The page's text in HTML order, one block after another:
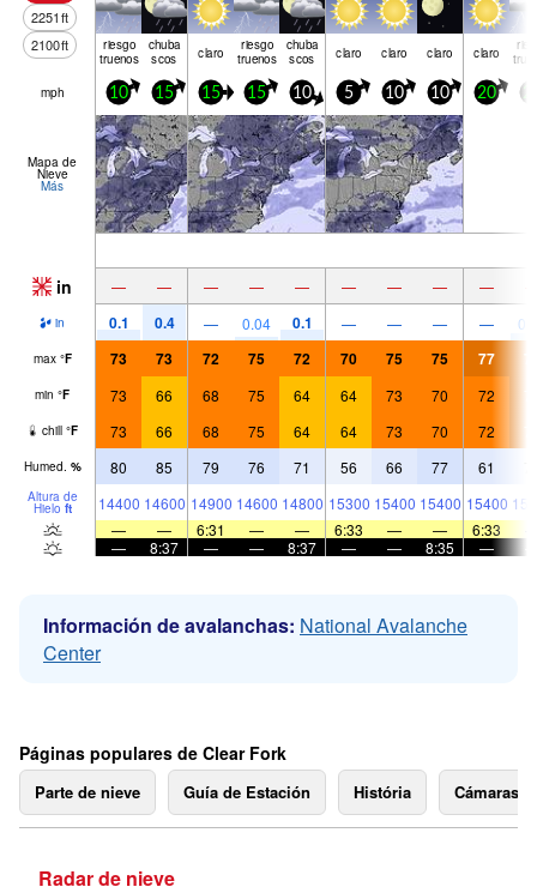
2251ft
2100ft riesgo
truenos
chuba
scos claro riesgo
truenos
chuba
scos claro claro claro claro
mph 10 15 15 15 10 5 10 10 20
Mapa de
Nieve
Más
in — — — — — — — — —
in 0.1 0.4 — 0.04 0.1 — — — —
max °F 73 73 72 75 72 70 75 75 77
min °F 73 66 68 75 64 64 73 70 72
chill °F 73 66 68 75 64 64 73 70 72
Humed. % 80 85 79 76 71 56 66 77 61
Altura de
Hielo ft 14400 14600 14900 14600 14800 15300 15400 15400 15400
—
— 6:31 — — 6:33 — — 6:33
—
8:37 — — 8:37 — — 8:35 —
Información de avalanchas: National Avalanche
Center
Páginas populares de Clear Fork
Parte de nieve Guía de Estación História Cámaras
Radar de nieve